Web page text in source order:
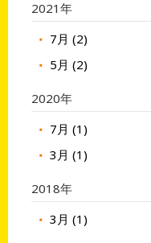
2021年
7月 (2)
5月 (2)
2020年
7月 (1)
3月 (1)
2018年
3月 (1)